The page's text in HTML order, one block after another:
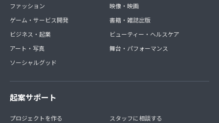
ファッション
ゲーム・サービス開発
ビジネス・起業
アート・写真
ソーシャルグッド
映像・映画
書籍・雑誌出版
ビューティー・ヘルスケア
舞台・パフォーマンス
起案サポート
プロジェクトを作る
スタッフに相談する